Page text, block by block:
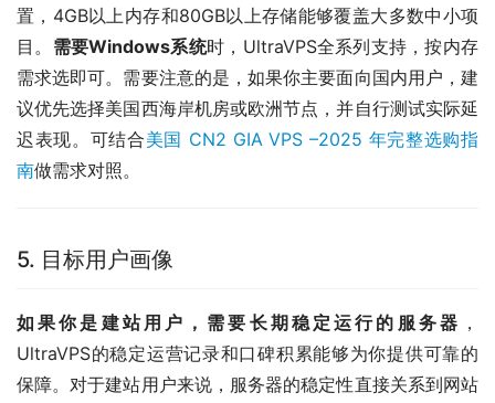
置，4GB以上内存和80GB以上存储能够覆盖大多数中小项
目。 需要Windows系统时，UltraVPS全系列支持，按内存
需求选即可。需要注意的是，如果你主要面向国内用户，建
议优先选择美国西海岸机房或欧洲节点，并自行测试实际延
迟表现。可结合美国 CN2 GIA VPS –2025 年完整选购指
南做需求对照。
5. 目标用户画像
如果你是建站用户，需要长期稳定运行的服务器 ，
UltraVPS的稳定运营记录和口碑积累能够为你提供可靠的
保障。对于建站用户来说，服务器的稳定性直接关系到网站